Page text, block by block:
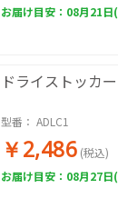
お届け目安：08月21日
ドライストッカ
型番： ADLC1
￥2,486 (税込)
お届け目安：08月27日